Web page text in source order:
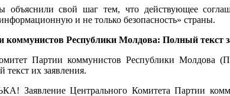
объяснили свой шаг тем, что действующее
и не только безопасность» страны.
коммунистов Республики Молдова: Полный текст
Партии коммунистов Республики Молдова
текст их заявления.
Центрального Комитета Партии